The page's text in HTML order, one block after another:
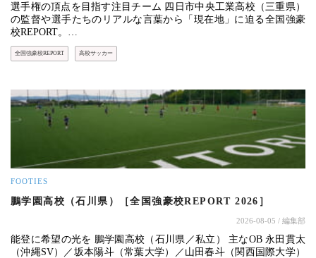
選手権の頂点を目指す注目チーム 四日市中央工業高校（三重県）
の監督や選手たちのリアルな言葉から「現在地」に迫る全国強豪
校REPORT。…
全国強豪校REPORT 高校サッカー
FOOTIES
鵬学園高校（石川県）［全国強豪校REPORT 2026］
2026-08-05 / 編集部
能登に希望の光を 鵬学園高校（石川県／私立） 主なOB 永田貫太
（沖縄SV）／坂本陽斗（常葉大学）／山田春斗（関西国際大学）